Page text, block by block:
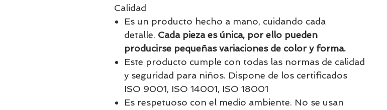
Calidad
Es un producto hecho a mano, cuidando cada
detalle. Cada pieza es única, por ello pueden
producirse pequeñas variaciones de color y forma.
Este producto cumple con todas las normas de calidad
y seguridad para niños. Dispone de los certificados
ISO 9001, ISO 14001, ISO 18001
Es respetuoso con el medio ambiente. No se usan